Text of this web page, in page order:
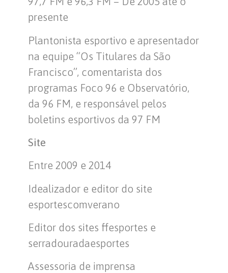
presente
Plantonista esportivo e apresentador
na equipe “Os Titulares da São
Francisco”, comentarista dos
programas Foco 96 e Observatório,
da 96 FM, e responsável pelos
boletins esportivos da 97 FM
Site
Entre 2009 e 2014
Idealizador e editor do site
esportescomverano
Editor dos sites ffesportes e
serradouradaesportes
Assessoria de imprensa